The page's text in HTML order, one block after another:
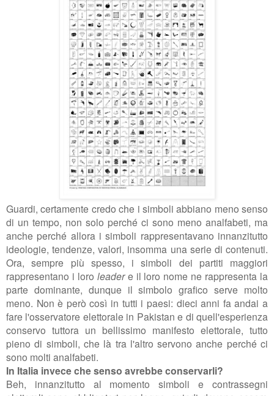
Guardi, certamente credo che i simboli abbiano meno senso
di un tempo, non solo perché ci sono meno analfabeti, ma
anche perché allora i simboli rappresentavano innanzitutto
ideologie, tendenze, valori, insomma una serie di contenuti.
Ora, sempre più spesso, i simboli dei partiti maggiori
rappresentano i loro leadere il loro nome ne rappresenta la
parte dominante, dunque il simbolo grafico serve molto
meno. Non è però così in tutti i paesi: dieci anni fa andai a
fare l'osservatore elettorale in Pakistan e di quell'esperienza
conservo tuttora un bellissimo manifesto elettorale, tutto
pieno di simboli, che là tra l'altro servono anche perché ci
sono molti analfabeti.
In Italia invece che senso avrebbe conservarli?
Beh, innanzitutto al momento simboli e contrassegni